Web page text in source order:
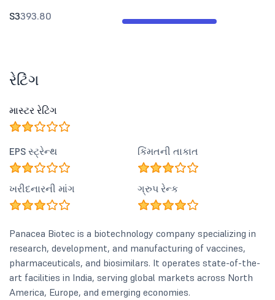
S3393.80
રેટિંગ
માસ્ટર રેટિંગ
EPS સ્ટ્રેન્થ કિંમતની તાકાત
ખરીદનારની માંગ ગ્રુપ રેન્ક
Panacea Biotec is a biotechnology company specializing in
research, development, and manufacturing of vaccines,
pharmaceuticals, and biosimilars. It operates state-of-the-
art facilities in India, serving global markets across North
America, Europe, and emerging economies.